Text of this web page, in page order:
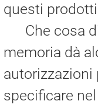
questi
Che cosa
memoria dà
specificare